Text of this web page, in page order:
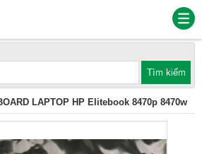
LAPTOP HP Elitebook 8470p 8470w